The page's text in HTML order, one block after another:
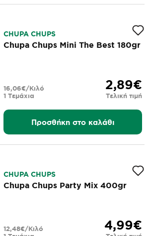
CHUPA CHUPS
Chupa Chups Mini The Best 180gr
2,89€
Τελική τιμή
1 Τεμάχια
16,06€/Κιλό
Προσθήκη στο καλάθι
CHUPA CHUPS
Chupa Chups Party Mix 400gr
4,99€
12,48€/Κιλό